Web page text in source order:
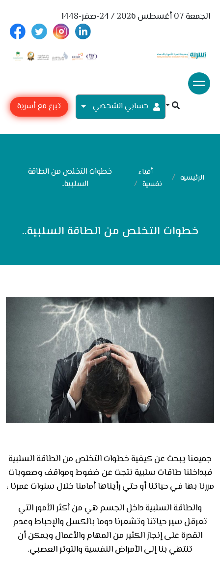
الجمعة 07 أغسطس 2026 / 24-صفر-1448
حسابي الشحصي تبرع مع أسرية
الرئيسيه
أفياء
نفسية
خطوات التخلص من الطاقة
السلبية..
خطوات التخلص من الطاقة السلبية..
جميعنا يبحث عن كيفية خطوات التخلص من الطاقة السلبية
فبداخلنا طاقات سلبية نتجت عن ضغوط ومواقف وصعوبات
مررنا بها في حياتنا أو حتي رأيناها أمامنا خلال سنوات عمرنا ،
والطاقة السلبية داخل الجسم هي من أكثر الأمور التي
تعرقل سير حياتنا وتشعرنا دوما بالكسل والإحباط وعدم
القدرة على إنجاز الكثير من المهام والأعمال ويمكن أن
تنتهي بنا إلى الأمراض النفسية والتوتر العصبي.